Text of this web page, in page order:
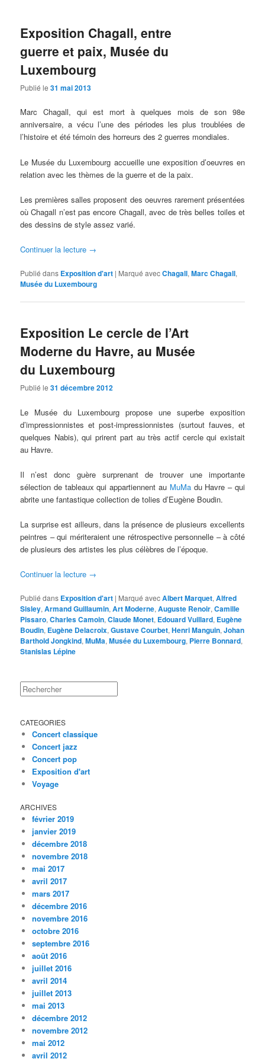
Exposition Chagall, entre
guerre et paix, Musée du
Luxembourg
Publié le31 mai 2013
Marc Chagall, qui est mort à quelques mois de son 98e
anniversaire, a vécu l’une des périodes les plus troublées de
l’histoire et été témoin des horreurs des 2 guerres mondiales.
Le Musée du Luxembourg accueille une exposition d’oeuvres en
relation avec les thèmes de la guerre et de la paix.
Les premières salles proposent des oeuvres rarement présentées
où Chagall n’est pas encore Chagall, avec de très belles toiles et
des dessins de style assez varié.
Continuer la lecture →
Publié dans Exposition d'art | Marqué avecChagall,Marc Chagall,
Musée du Luxembourg
Exposition Le cercle de l’Art
Moderne du Havre, au Musée
du Luxembourg
Publié le31 décembre 2012
Le Musée du Luxembourg propose une superbe exposition
d’impressionnistes et post-impressionnistes (surtout fauves, et
quelques Nabis), qui prirent part au très actif cercle qui existait
au Havre.
Il n’est donc guère surprenant de trouver une importante
sélection de tableaux qui appartiennent au MuMadu Havre – qui
abrite une fantastique collection de tolies d’Eugène Boudin.
La surprise est ailleurs, dans la présence de plusieurs excellents
peintres – qui mériteraient une rétrospective personnelle – à côté
de plusieurs des artistes les plus célèbres de l’époque.
Continuer la lecture →
Publié dans Exposition d'art | Marqué avecAlbert Marquet,Alfred
Sisley,Armand Guillaumin,Art Moderne,Auguste Renoir,Camille
Pissaro,Charles Camoin,Claude Monet, Edouard Vuillard, Eugène
Boudin, Eugène Delacroix,Gustave Courbet,Henri Manguin,Johan
Barthold Jongkind,MuMa,Musée du Luxembourg, Pierre Bonnard,
Stanislas Lépine
Rechercher
CATEGORIES
Concert classique
Concert jazz
Concert pop
Exposition d'art
Voyage
ARCHIVES
février 2019
janvier 2019
décembre 2018
novembre 2018
mai 2017
avril 2017
mars 2017
décembre 2016
novembre 2016
octobre 2016
septembre 2016
août 2016
juillet 2016
avril 2014
juillet 2013
mai 2013
décembre 2012
novembre 2012
mai 2012
avril 2012